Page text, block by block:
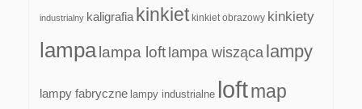
industrialny kaligrafia kinkiet kinkiet obrazowy kinkiety
lampa lampa loft lampa wisząca lampy
lampy fabryczne lampy industrialne loftmap